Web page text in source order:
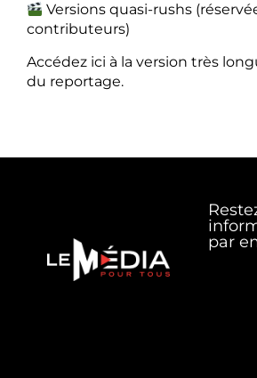
Versions quasi-rushs
contributeurs)
Accédez ici à la version très
du reportage.
par